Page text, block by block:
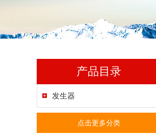
产品目录
发生器
点击更多分类